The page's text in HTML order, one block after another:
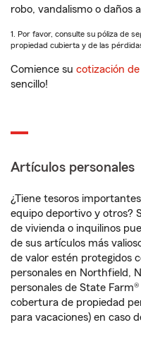
robo, vandalismo o daños
1. Por favor, consulte su póliza de
propiedad cubierta y de las
Comience su cotización
sencillo!
Artículos personales
¿Tiene tesoros
equipo deportivo y otros?
de vivienda o inquilinos
de sus artículos más
de valor estén protegidos
personales en Northfield,
personales de State
cobertura de propiedad
para vacaciones) en caso